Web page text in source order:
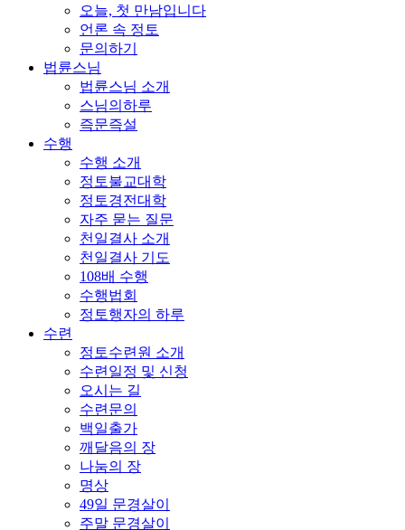
오늘, 첫 만남입니다
언론 속 정토
문의하기
법륜스님
법륜스님 소개
스님의하루
즉문즉설
수행
수행 소개
정토불교대학
정토경전대학
자주 묻는 질문
천일결사 소개
천일결사 기도
108배 수행
수행법회
정토행자의 하루
수련
정토수련원 소개
수련일정 및 신청
오시는 길
수련문의
백일출가
깨달음의 장
나눔의 장
명상
49일 문경살이
주말 문경살이